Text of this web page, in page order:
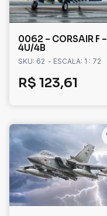
0062 – CORSAIR F –
4U/4B
SKU: 62 - ESCALA: 1 : 72
R$ 123,61